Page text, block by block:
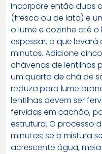
Incorpore então duas
(fresco ou de lata) e
o lume e cozinhe até
espessar, o que
minutos. Adicione
chávenas de lentilhas
um quarto de chá de
reduza para lume
lentilhas devem ser
fervidas em cachão,
estrutura. O processo
minutos; se a mistura
acrescente água,